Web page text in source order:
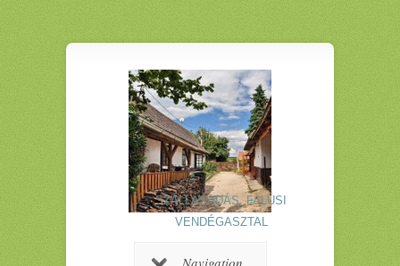
SZÁLLÁSADÁS, FALUSI
VENDÉGASZTAL
Navigation